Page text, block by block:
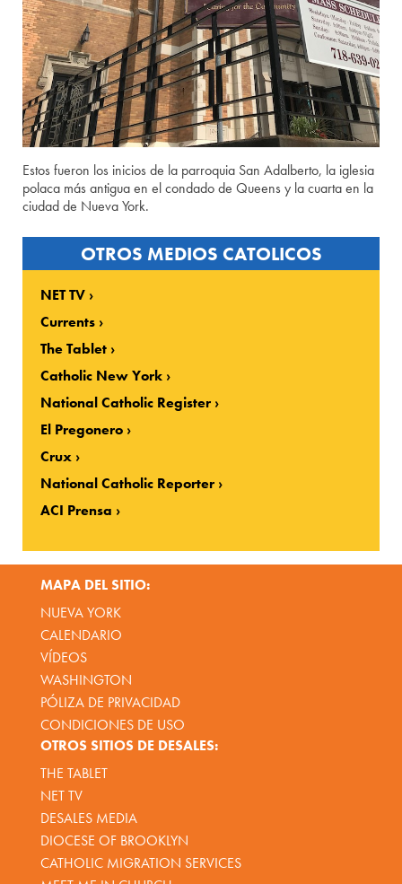
Estos fueron los inicios de la parroquia San Adalberto, la iglesia
polaca más antigua en el condado de Queens y la cuarta en la
ciudad de Nueva York.
OTROS MEDIOS CATOLICOS
NET TV
Currents
The Tablet
Catholic New York
National Catholic Register
El Pregonero
Crux
National Catholic Reporter
ACI Prensa
MAPA DEL SITIO:
NUEVA YORK
CALENDARIO
VÍDEOS
WASHINGTON
PÓLIZA DE PRIVACIDAD
CONDICIONES DE USO
OTROS SITIOS DE DESALES:
THE TABLET
NET TV
DESALES MEDIA
DIOCESE OF BROOKLYN
CATHOLIC MIGRATION SERVICES